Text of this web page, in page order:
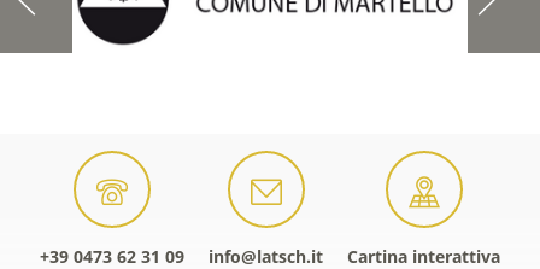
+39 0473 62 31 09 info@latsch.it Cartina interattiva